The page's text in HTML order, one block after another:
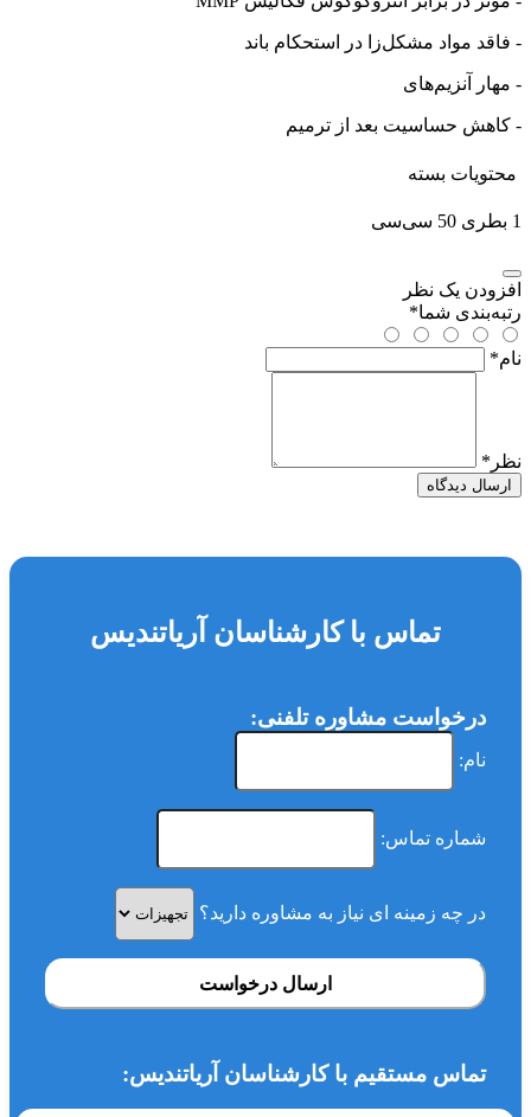
- فاقد مواد مشکل‌زا در استحکام باند
- مهار آنزیم‌های
- کاهش حساسیت بعد از ترمیم
محتویات بسته
1 بطری 50 سی‌سی
افزودن یک نظر
رتبه‌بندی شما*
نام*
نظر *
ارسال دیدگاه
تماس با کارشناسان آریاتندیس
درخواست مشاوره تلفنی:
نام:
شماره تماس:
در چه زمینه ای نیاز به مشاوره دارید؟
ارسال درخواست
تماس مستقیم با کارشناسان آریاتندیس: